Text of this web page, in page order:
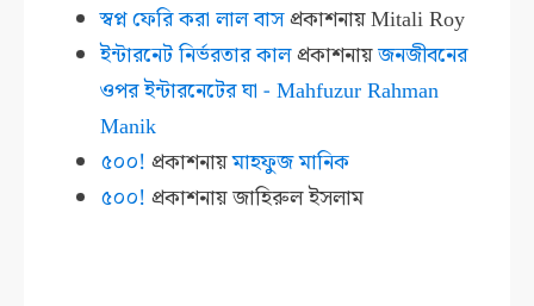
স্বপ্ন ফেরি করা লাল বাসপ্রকাশনায়Mitali Roy
ইন্টারনেট নির্ভরতার কালপ্রকাশনায়জনজীবনের
ওপর ইন্টারনেটের ঘা - Mahfuzur Rahman
Manik
৫০০! প্রকাশনায়মাহফুজ মানিক
৫০০! প্রকাশনায়জাহিরুল ইসলাম